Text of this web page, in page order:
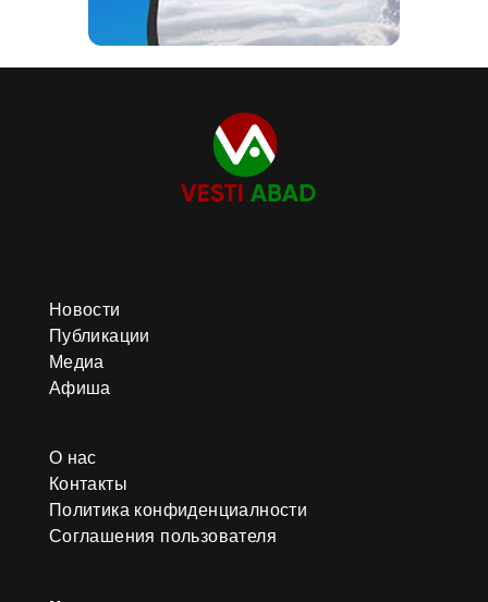
Новости
Публикации
Медиа
Афиша
О нас
Контакты
Политика конфиденциалности
Соглашения пользователя